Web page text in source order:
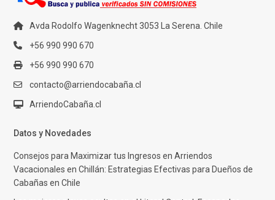
Avda Rodolfo Wagenknecht 3053 La Serena. Chile
+56 990 990 670
+56 990 990 670
contacto@arriendocabaña.cl
ArriendoCabaña.cl
Datos y Novedades
Consejos para Maximizar tus Ingresos en Arriendos
Vacacionales en Chillán: Estrategias Efectivas para Dueños de
Cabañas en Chile